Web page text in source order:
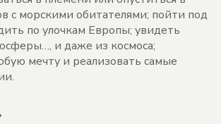
с морскими обитателями; пойти под
по улочкам Европы; увидеть
и даже из космоса;
мечту и реализовать самые